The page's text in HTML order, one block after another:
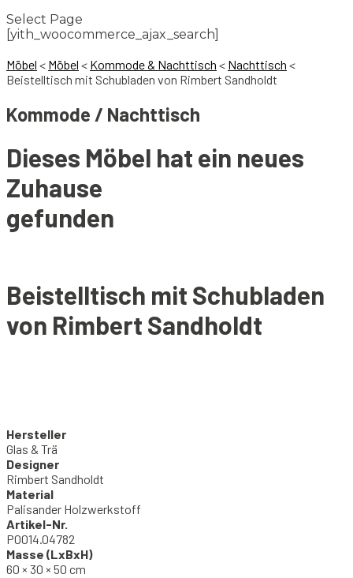
Select Page
[yith_woocommerce_ajax_search]
Möbel < Möbel < Kommode & Nachttisch < Nachttisch <
Beistelltisch mit Schubladen von Rimbert Sandholdt
Kommode / Nachttisch
Dieses Möbel hat ein neues
Zuhause
gefunden
Beistelltisch mit Schubladen
von Rimbert Sandholdt
Hersteller
Glas & Trä
Designer
Rimbert Sandholdt
Material
Palisander Holzwerkstoff
Artikel-Nr.
P0014.04782
Masse (LxBxH)
60 × 30 × 50 cm